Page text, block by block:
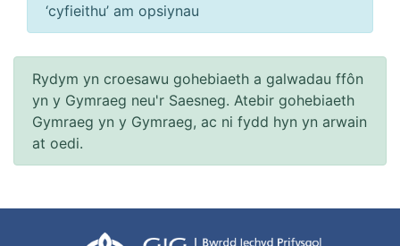
‘cyfieithu’ am opsiynau
Rydym yn croesawu gohebiaeth a galwadau ffôn
yn y Gymraeg neu'r Saesneg. Atebir gohebiaeth
Gymraeg yn y Gymraeg, ac ni fydd hyn yn arwain
at oedi.